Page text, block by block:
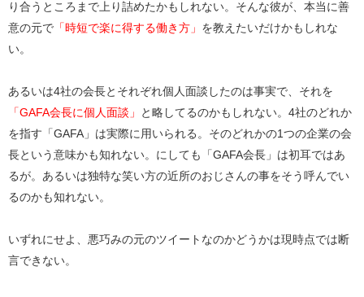
り合うところまで上り詰めたかもしれない。そんな彼が、本当に善
意の元で 「時短で楽に得する働き方」 を教えたいだけかもしれな
い。
あるいは4社の会長とそれぞれ個人面談したのは事実で、それを
「GAFA会長に個人面談」
と略してるのかもしれない。4社のどれか
を指す「GAFA」は実際に用いられる。そのどれかの1つの企業の会
長という意味かも知れない。にしても「GAFA会長」は初耳ではあ
るが。あるいは独特な笑い方の近所のおじさんの事をそう呼んでい
るのかも知れない。
いずれにせよ、悪巧みの元のツイートなのかどうかは現時点では断
言できない。